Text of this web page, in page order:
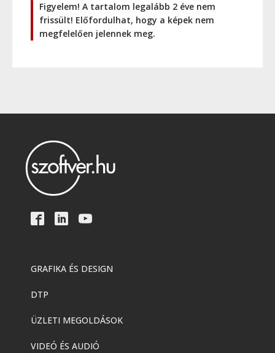
Figyelem! A tartalom legalább 2 éve nem
frissült! Előfordulhat, hogy a képek nem
megfelelően jelennek meg.
GRAFIKA ÉS DESIGN
DTP
ÜZLETI MEGOLDÁSOK
VIDEÓ ÉS AUDIÓ